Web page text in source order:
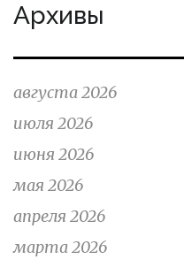
Архивы
августа 2026
июля 2026
июня 2026
мая 2026
апреля 2026
марта 2026